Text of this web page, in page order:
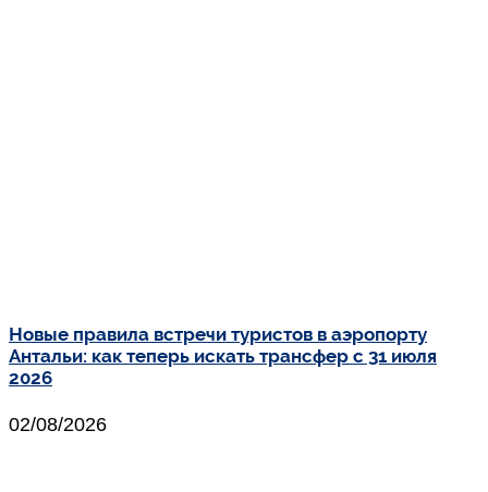
Новые правила встречи туристов в аэропорту
Антальи: как теперь искать трансфер с 31 июля
2026
02/08/2026